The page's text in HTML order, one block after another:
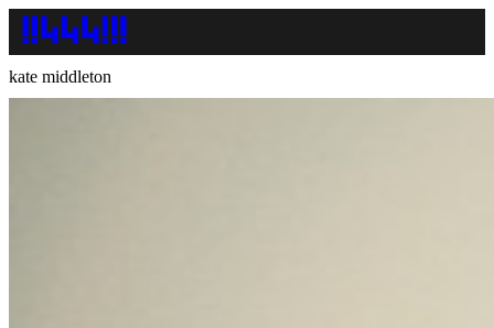
kate middleton